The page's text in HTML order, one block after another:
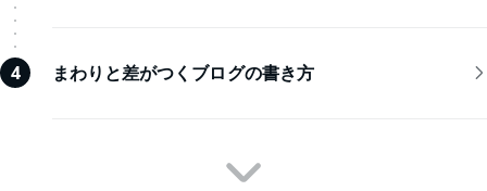
4 まわりと差がつくブログの書き方